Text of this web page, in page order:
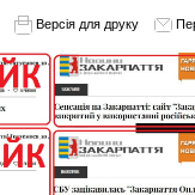
Версія для друку